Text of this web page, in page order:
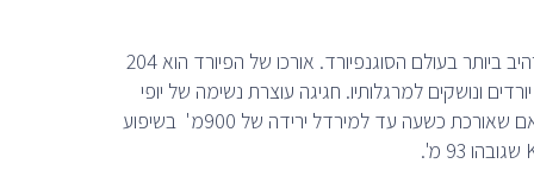
פלאם עיירה קטנה ונחמדה היושבת על גדת הפיורד הארוך העמוק ויש אומרים המרהיב ביותר בעולם הסוגנפיורד. אורכו של הפיורד הוא 204
יורדים ונושקים למרגלותיו. חגיגה עוצרת נשימה של יופי
טבעי במיטבו. המלצתנו באם מסגרת הזמן מאפשרת נסיעה מרהיבה ברכבת מפלאם שאורכת כשעה עד למירדל ירידה של 900מ' בשיפוע